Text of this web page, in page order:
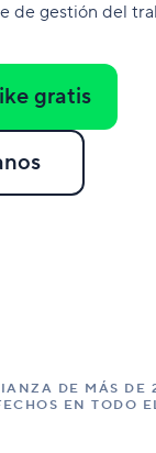
de gestión del
gratis
DE MÁS DE
EN TODO